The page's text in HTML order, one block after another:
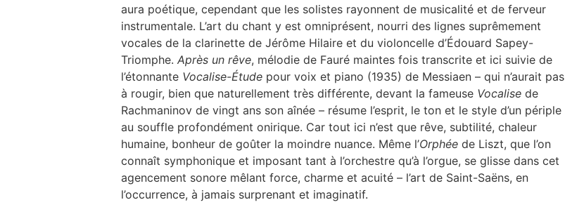
aura poétique, cependant que les solistes rayonnent de musicalité et de ferveur
instrumentale. L’art du chant y est omniprésent, nourri des lignes suprêmement
vocales de la clarinette de Jérôme Hilaire et du violoncelle d’Édouard Sapey-
Triomphe. Après un rêve, mélodie de Fauré maintes fois transcrite et ici suivie de
l’étonnante Vocalise-Étude pour voix et piano (1935) de Messiaen – qui n’aurait pas
à rougir, bien que naturellement très différente, devant la fameuse Vocalise de
Rachmaninov de vingt ans son aînée – résume l’esprit, le ton et le style d’un périple
au souffle profondément onirique. Car tout ici n’est que rêve, subtilité, chaleur
humaine, bonheur de goûter la moindre nuance. Même l’Orphée de Liszt, que l’on
connaît symphonique et imposant tant à l’orchestre qu’à l’orgue, se glisse dans cet
agencement sonore mêlant force, charme et acuité – l’art de Saint-Saëns, en
l’occurrence, à jamais surprenant et imaginatif.